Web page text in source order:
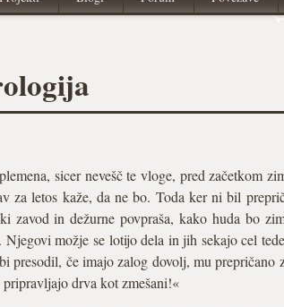
sicer nevešč te vloge, pred začetkom
za letos kaže, da ne bo. Toda ker ni bil
zavod in dežurne povpraša, kako huda bo
možje se lotijo dela in jih sekajo cel
presodil, če imajo zalog dovolj, mu
drva kot zmešani!«